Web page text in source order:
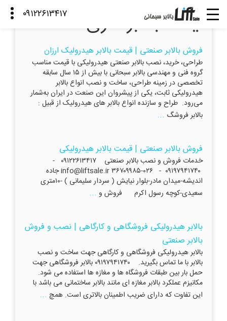
قیمت بالابر نفری
فروش بالابر صنعتی | قیمت بالابر هیدرولیک ارزان
طراحی، خرید، نصب بالابر صنعتی هیدرولیکی با قیمت مناسب
گروه فنی و مهندسی بالابر سبحانی با بیش از ۱۵ سال سابقه
تخصصی در زمینه طراحی، ساخت و نصب انواع بالابر
هیدرولیکی ثابت، یکی از پیشروان این صنعت در ایران به‌شمار
می‌رود. طراح و سازنده انواع بالابر های هیدرولیک از قبیل :
بالابر فروشگ ...
فروش بالابر صنعتی | قیمت بالابر هیدرولیکی
خدمات فروش و نصب بالابر صنعتی ۰۹۱۲۲۶۱۳۴۱۷ -
۰۹۱۹۷۹۴۱۷۴۰ - ۰۲۶-۳۶۷۰۹۹۸۵ info@liftsale.ir جاده
اندیشه-میدان مادر-بلوار نیایش ( سردار سلیمانی ) -۱۰متری
سعیدی-کوچه رسول اکرم فروش و ...
بالابر هیدرولیکی فروشگاهی و کارگاهی | نصب و فروش
بالابر صنعتی
بالابر هیدرولیکی فروشگاهی و کارگاهی جهت ساخت و نصب
بالابر با ما تماس بگیرید. ۰۹۱۹۷۹۴۱۷۴۰ بالابر فروشگاهی جهت
حمل بار بین طبقات فروشگاه ها و مغازه ها استفاده می شود.
مکانیزم عملکرد بالابر مغازه ای مانند بالابر ساختمانی می باشد با
این تفاوت که دارای ضریب اطمینان بالاتری است. همچ ...